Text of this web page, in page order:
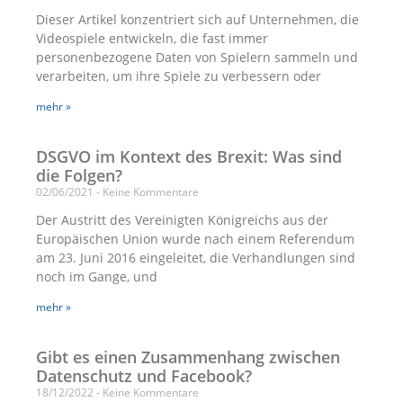
Dieser Artikel konzentriert sich auf Unternehmen, die
Videospiele entwickeln, die fast immer
personenbezogene Daten von Spielern sammeln und
verarbeiten, um ihre Spiele zu verbessern oder
mehr »
DSGVO im Kontext des Brexit: Was sind
die Folgen?
02/06/2021 Keine Kommentare
Der Austritt des Vereinigten Königreichs aus der
Europäischen Union wurde nach einem Referendum
am 23. Juni 2016 eingeleitet, die Verhandlungen sind
noch im Gange, und
mehr »
Gibt es einen Zusammenhang zwischen
Datenschutz und Facebook?
18/12/2022 Keine Kommentare